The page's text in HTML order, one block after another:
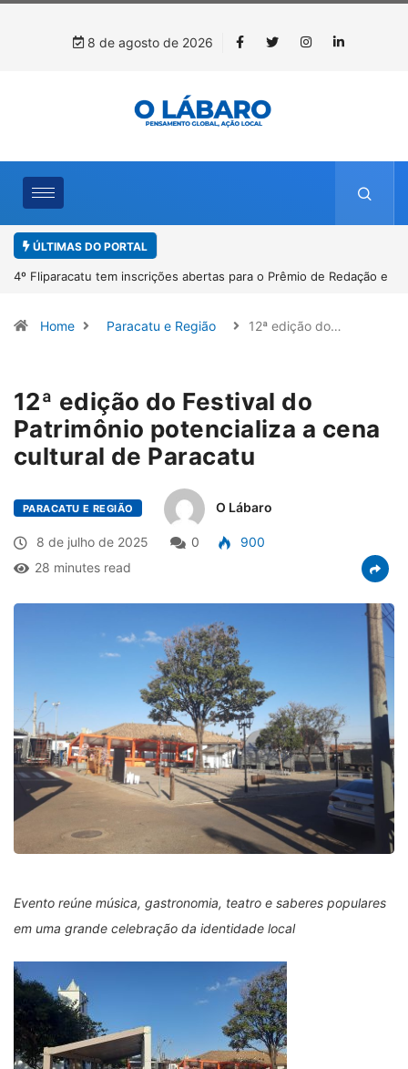
8 de agosto de 2026
ÚLTIMAS DO PORTAL
4º Fliparacatu tem inscrições abertas para o Prêmio de Redação e
Home Paracatu e Região 12ª edição do…
12ª edição do Festival do
Patrimônio potencializa a cena
cultural de Paracatu
PARACATU E REGIÃO O Lábaro
8 de julho de 2025 0
900
28 minutes read
Evento reúne música, gastronomia, teatro e saberes populares
em uma grande celebração da identidade local